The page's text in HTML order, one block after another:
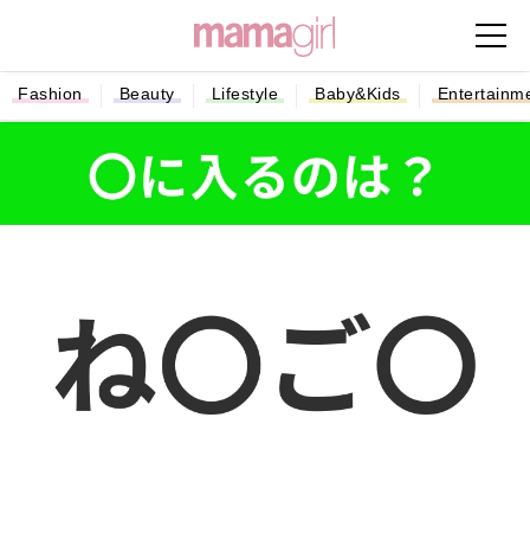
Fashion Beauty Lifestyle Baby&Kids